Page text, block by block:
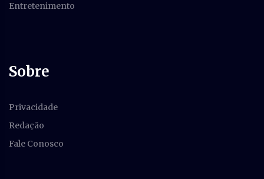
Entretenimento
Sobre
Privacidade
Redação
Fale Conosco